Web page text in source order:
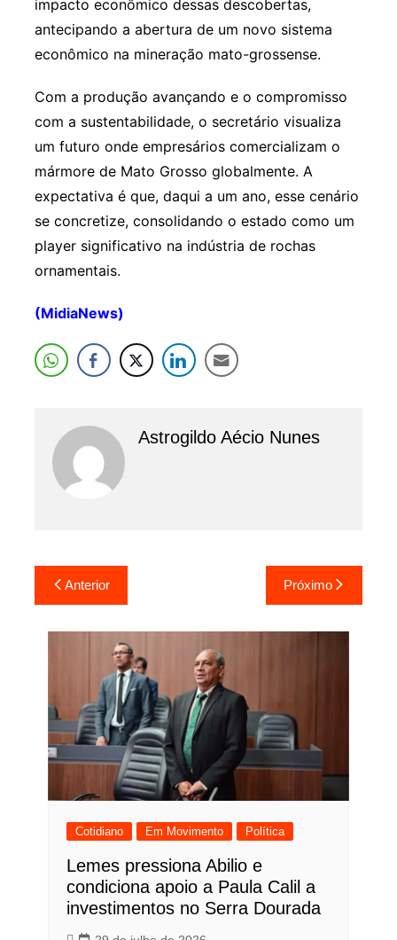
impacto econômico dessas descobertas,
antecipando a abertura de um novo sistema
econômico na mineração mato-grossense.
Com a produção avançando e o compromisso
com a sustentabilidade, o secretário visualiza
um futuro onde empresários comercializam o
mármore de Mato Grosso globalmente. A
expectativa é que, daqui a um ano, esse cenário
se concretize, consolidando o estado como um
player significativo na indústria de rochas
ornamentais.
(MidiaNews)
Astrogildo Aécio Nunes
Navegação
de
Post
Anterior Próximo
Cotidiano Em Movimento Política
Lemes pressiona Abilio e
condiciona apoio a Paula Calil a
investimentos no Serra Dourada